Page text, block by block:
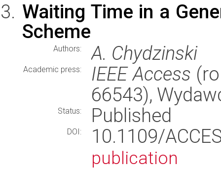
Waiting Time in a
Scheme
Authors: A. Chydzinski
Academic press: IEEE Access
66543),
Status: Published
DOI: 10.1109/
publication